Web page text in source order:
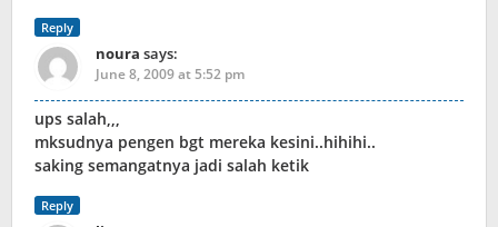
Reply
noura says:
June 8, 2009 at 5:52 pm
ups salah,,,
mksudnya pengen bgt mereka kesini..hihihi..
saking semangatnya jadi salah ketik
Reply